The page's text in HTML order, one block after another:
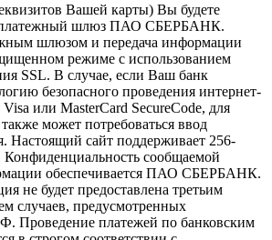
Вашей карты) Вы будете
платежный шлюз ПАО СБЕРБАНК.
шлюзом и передача информации
режиме с использованием
SSL. В случае, если Ваш банк
безопасного проведения интернет-
или MasterCard SecureCode, для
может потребоваться ввод
Настоящий сайт поддерживает 256-
сообщаемой
обеспечивается ПАО СБЕРБАНК.
не будет предоставлена третьим
случаев, предусмотренных
Проведение платежей по банковским